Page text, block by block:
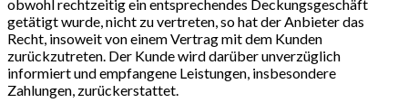
obwohl rechtzeitig ein entsprechendes Deckungsgeschäft
getätigt wurde, nicht zu vertreten, so hat der Anbieter das
Recht, insoweit von einem Vertrag mit dem Kunden
zurückzutreten. Der Kunde wird darüber unverzüglich
informiert und empfangene Leistungen, insbesondere
Zahlungen, zurückerstattet.